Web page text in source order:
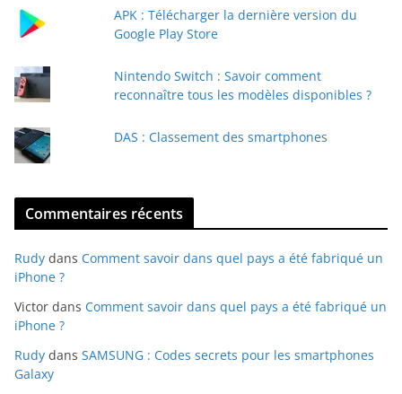
a
APK : Télécharger la dernière version du
Google Play Store
Nintendo Switch : Savoir comment
reconnaître tous les modèles disponibles ?
DAS : Classement des smartphones
Commentaires récents
Rudy dans Comment savoir dans quel pays a été fabriqué un
iPhone ?
Victor dans Comment savoir dans quel pays a été fabriqué un
iPhone ?
Rudy dans SAMSUNG : Codes secrets pour les smartphones
Galaxy